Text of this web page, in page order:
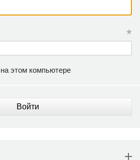
*
этом компьютере
Войти